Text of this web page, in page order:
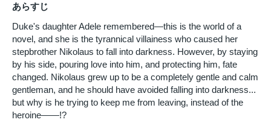
あらすじ
Duke's daughter Adele remembered—this is the world of a
novel, and she is the tyrannical villainess who caused her
stepbrother Nikolaus to fall into darkness. However, by staying
by his side, pouring love into him, and protecting him, fate
changed. Nikolaus grew up to be a completely gentle and calm
gentleman, and he should have avoided falling into darkness...
but why is he trying to keep me from leaving, instead of the
heroine――!?